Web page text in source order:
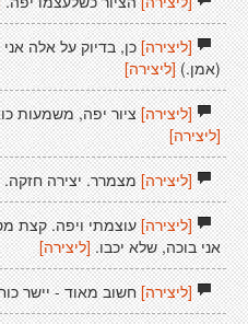
[ליצירה]כן, בדיוק על אלה
(אמן.) [ליצירה]
[ליצירה]ציור יפה, משמעות
[ליצירה]
[ליצירה]מצמרר. יצירה חזקה.
[ליצירה]עוצמתי ויפה. קצת
אני בוכה, שלא יכבו. [ליצירה]
[ליצירה]חשוב מאוד - יישר